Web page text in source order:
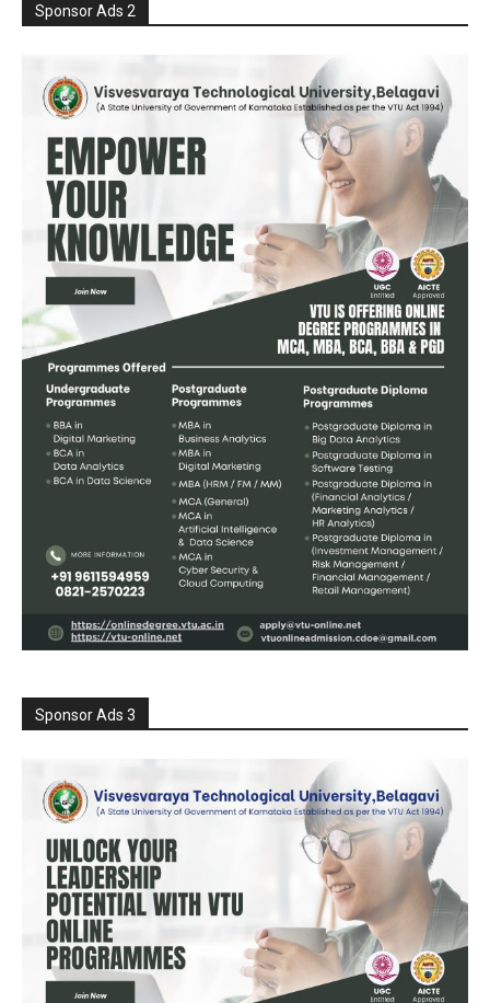
Sponsor Ads 2
Sponsor Ads 3